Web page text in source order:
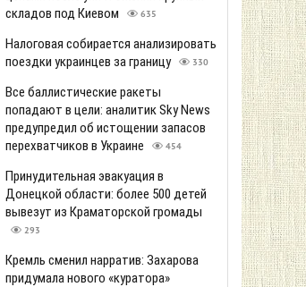
складов под Киевом
635
Налоговая собирается анализировать
поездки украинцев за границу
330
Все баллистические ракеты
попадают в цели: аналитик Sky News
предупредил об истощении запасов
перехватчиков в Украине
454
Принудительная эвакуация в
Донецкой области: более 500 детей
вывезут из Краматорской громады
293
Кремль сменил нарратив: Захарова
придумала нового «куратора»